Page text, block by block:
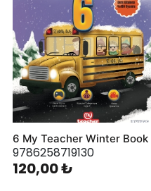
6 My Teacher Winter Book
9786258719130
120,00 ₺